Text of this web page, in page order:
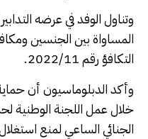
وتناول الوفد في عرضه
المساواة بين الجنسين
التكافؤ رقم 2022/11.
وأكد الدبلوماسيون أن
خلال عمل اللجنة الوطنية
الجنائي الساعي لمنع